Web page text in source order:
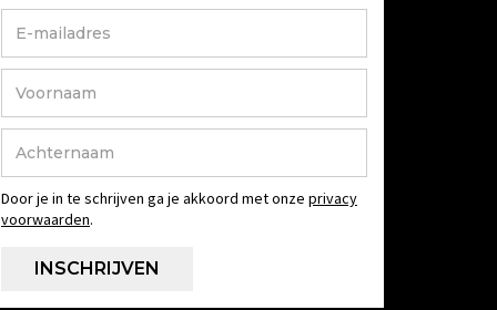
Door je in te schrijven ga je akkoord met onze privacy
voorwaarden.